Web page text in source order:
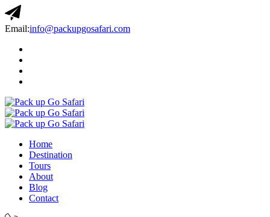
Email:info@packupgosafari.com
Home
Destination
Tours
About
Blog
Contact